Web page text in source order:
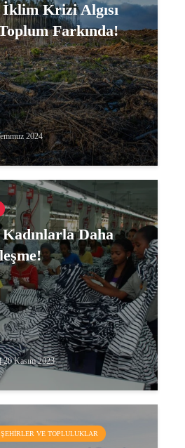
Krizi Algısı
Farkında!
2024
Daha
20 Kasım 2023
VE TOPLULUKLAR